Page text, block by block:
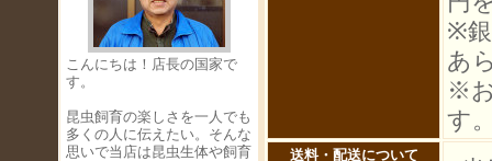
こんにちは！店長の国家で
す。
昆虫飼育の楽しさを一人でも
多くの人に伝えたい。そんな
思いで当店は昆虫生体や飼育
※
あ
※
す
送料・配送について